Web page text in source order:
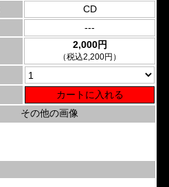
CD
---
2,000円
（税込2,200円）
その他の画像